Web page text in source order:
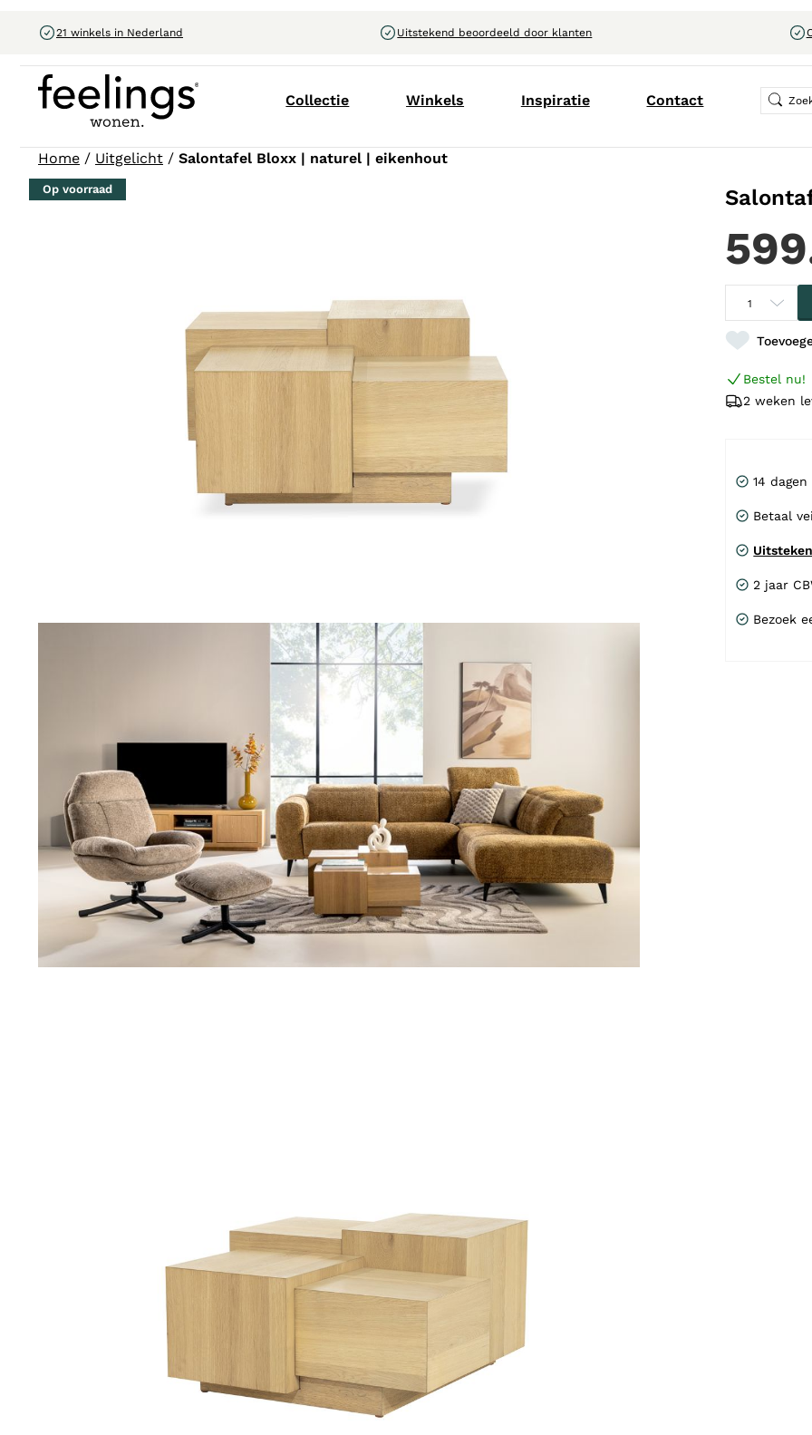
21 winkels in Nederland Uitstekend beoordeeld door klanten
Collectie Winkels Inspiratie Contact
Home / Uitgelicht / Salontafel Bloxx | naturel | eikenhout
Op voorraad
Bestel nu!
2 weken
14
Betaal
2 jaar
Bezoek